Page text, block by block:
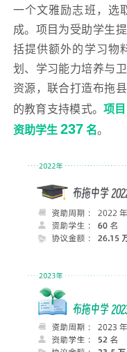
一个文雅励志班，选
成。项目 为受助学生
括提供额外的学习物
划、学习能力培养与
资源，联合打造布拖
的教育支持模式。项
资助学生 237名。